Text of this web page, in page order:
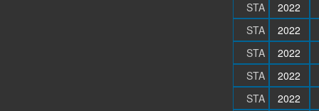
STA
2022
STA
2022
STA
2022
STA
2022
STA
2022